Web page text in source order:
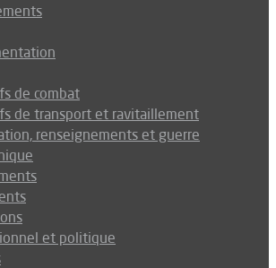
de combat
de transport et ravitaillement
renseignements et guerre
et politique